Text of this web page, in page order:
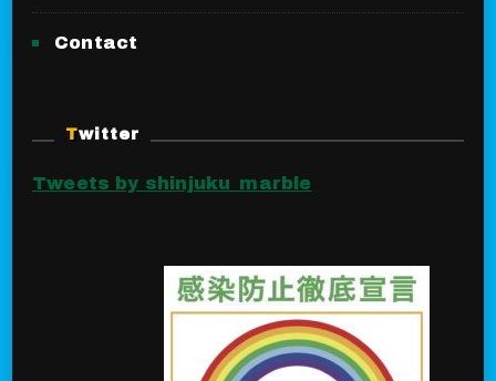
Contact
Twitter
Tweets by shinjuku_marble